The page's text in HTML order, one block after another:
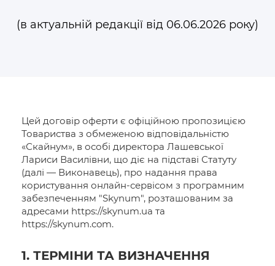
(в актуальній редакції від 06.06.2026 року)
Цей договір оферти є офіційною пропозицією
Товариства з обмеженою відповідальністю
«Скайнум», в особі директора Лашевської
Лариси Василівни, що діє на підставі Статуту
(далі — Виконавець), про надання права
користування онлайн-сервісом з програмним
забезпеченням "Skynum", розташованим за
адресами https://skynum.ua та
https://skynum.com.
1. ТЕРМІНИ ТА ВИЗНАЧЕННЯ